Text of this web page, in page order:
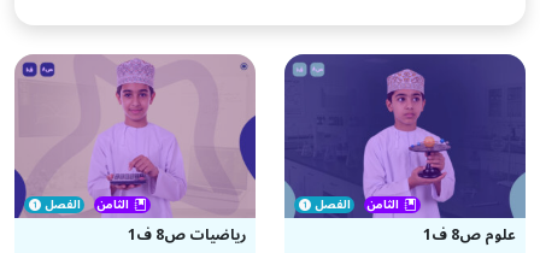
الثامن الفصل
علوم ص8 ف1
الثامن الفصل
رياضيات ص8 ف1